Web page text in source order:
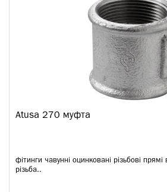
Atusa 270 муфта
фітинги чавунні оцинковані різьбові прямі
різьба..